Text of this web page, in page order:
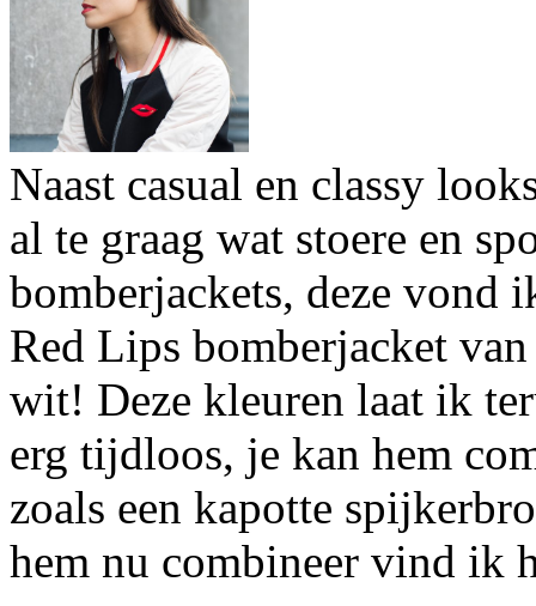
Naast casual en classy
al te graag wat stoere en
bomberjackets, deze vond
Red Lips bomberjacket
wit! Deze kleuren laat ik
erg tijdloos, je kan hem
zoals een kapotte
hem nu combineer vind ik